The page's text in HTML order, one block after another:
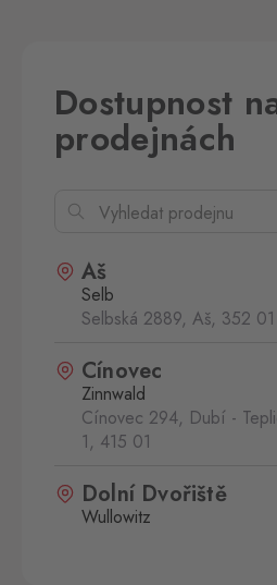
Dostupnost
prodejnách
Aš
Selb
Selbská 2889, Aš, 352 01
Cínovec
Zinnwald
Cínovec 294, Dubí -
1, 415 01
Dolní Dvořiště
Wullowitz